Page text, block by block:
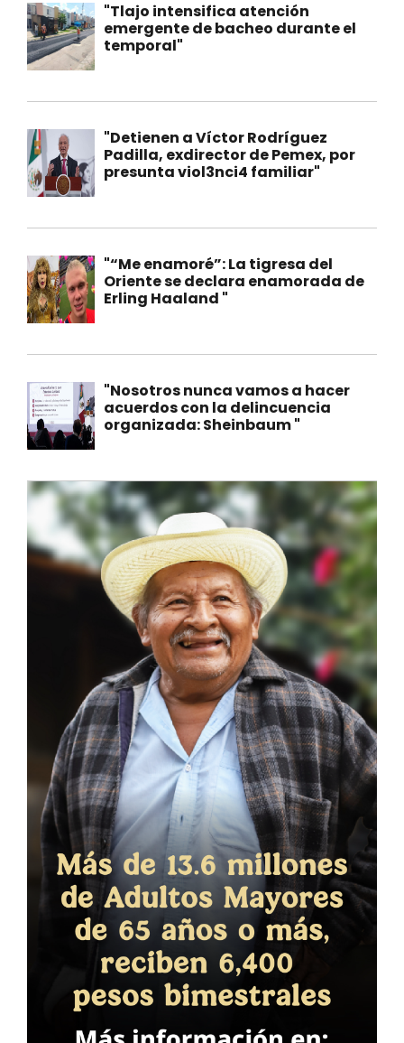
"Tlajo intensifica atención
emergente de bacheo durante el
temporal"
"Detienen a Víctor Rodríguez
Padilla, exdirector de Pemex, por
presunta viol3nci4 familiar"
"“Me enamoré”: La tigresa del
Oriente se declara enamorada de
Erling Haaland "
"Nosotros nunca vamos a hacer
acuerdos con la delincuencia
organizada: Sheinbaum "